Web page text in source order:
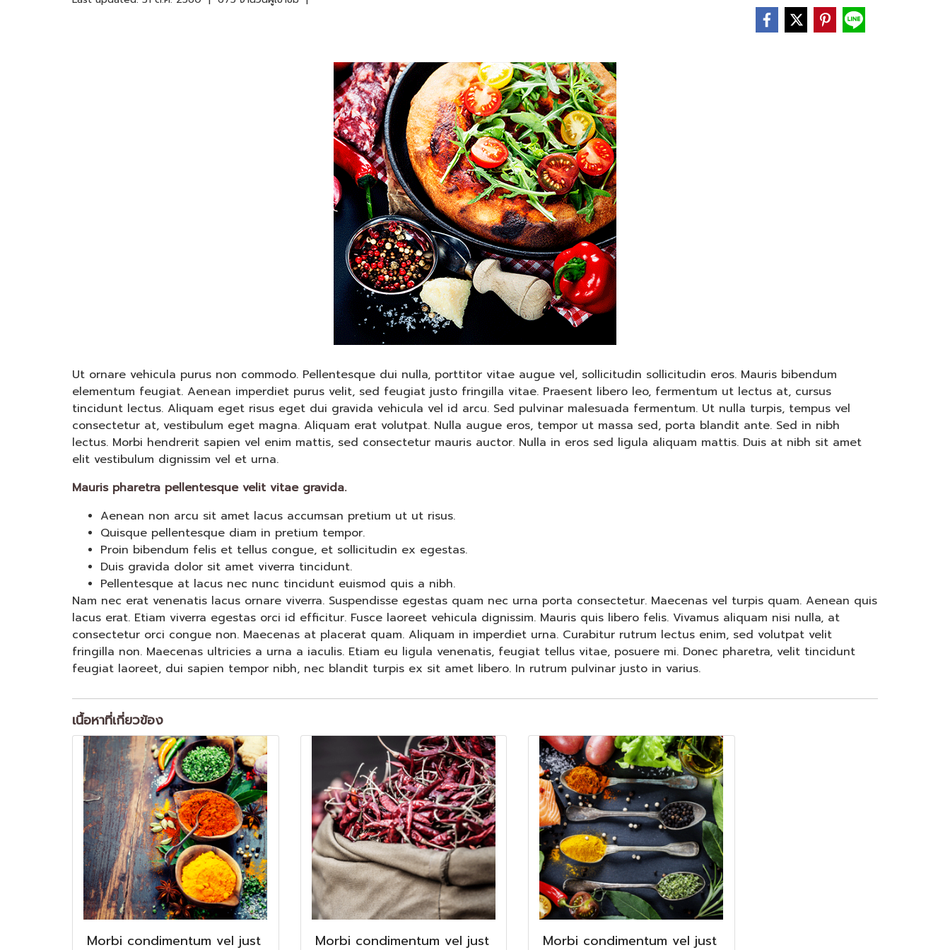
Ut ornare vehicula purus non commodo. Pellentesque dui nulla, porttitor vitae augue vel, sollicitudin sollicitudin eros. Mauris bibendum
elementum feugiat. Aenean imperdiet purus velit, sed feugiat justo fringilla vitae. Praesent libero leo, fermentum ut lectus at, cursus
tincidunt lectus. Aliquam eget risus eget dui gravida vehicula vel id arcu. Sed pulvinar malesuada fermentum. Ut nulla turpis, tempus vel
consectetur at, vestibulum eget magna. Aliquam erat volutpat. Nulla augue eros, tempor ut massa sed, porta blandit ante. Sed in nibh
lectus. Morbi hendrerit sapien vel enim mattis, sed consectetur mauris auctor. Nulla in eros sed ligula aliquam mattis. Duis at nibh sit amet
elit vestibulum dignissim vel et urna.
Mauris pharetra pellentesque velit vitae gravida.
Aenean non arcu sit amet lacus accumsan pretium ut ut risus.
Quisque pellentesque diam in pretium tempor.
Proin bibendum felis et tellus congue, et sollicitudin ex egestas.
Duis gravida dolor sit amet viverra tincidunt.
Pellentesque at lacus nec nunc tincidunt euismod quis a nibh.
Nam nec erat venenatis lacus ornare viverra. Suspendisse egestas quam nec urna porta consectetur. Maecenas vel turpis quam. Aenean quis
lacus erat. Etiam viverra egestas orci id efficitur. Fusce laoreet vehicula dignissim. Mauris quis libero felis. Vivamus aliquam nisi nulla, at
consectetur orci congue non. Maecenas at placerat quam. Aliquam in imperdiet urna. Curabitur rutrum lectus enim, sed volutpat velit
fringilla non. Maecenas ultricies a urna a iaculis. Etiam eu ligula venenatis, feugiat tellus vitae, posuere mi. Donec pharetra, velit tincidunt
feugiat laoreet, dui sapien tempor nibh, nec blandit turpis ex sit amet libero. In rutrum pulvinar justo in varius.
เนื้อหาที่เกี่ยวข้อง
Morbi condimentum vel just Morbi condimentum vel just Morbi condimentum vel just